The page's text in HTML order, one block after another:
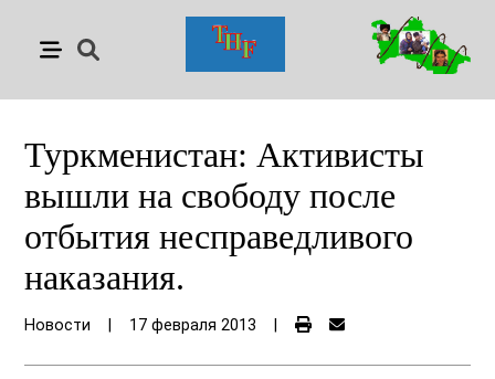
Туркменистан: Активисты
вышли на свободу после
отбытия несправедливого
наказания.
Новости 17 февраля 2013